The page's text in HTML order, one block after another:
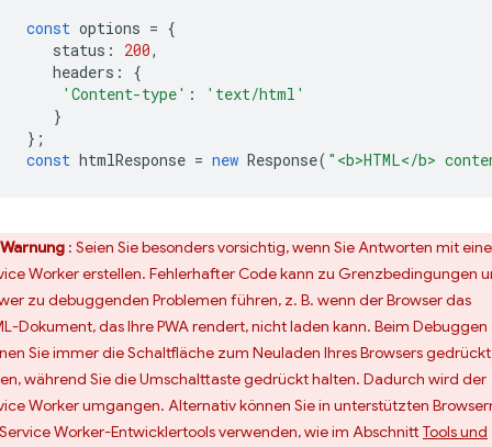
const options = {
status : 200,
headers :
{
'Content-type' :
'text/html'
}
};
const htmlResponse = new Response( "<b>HTML</b>
Warnung : Seien Sie besonders vorsichtig, wenn Sie Antworten mit
Worker erstellen. Fehlerhafter Code kann zu Grenzbedingungen
zu debuggenden Problemen führen, z. B. wenn der Browser das
Dokument, das Ihre PWA rendert, nicht laden kann. Beim Debuggen
Sie immer die Schaltfläche zum Neuladen Ihres Browsers gedrückt
während Sie die Umschalttaste gedrückt halten. Dadurch wird der
Worker umgangen. Alternativ können Sie in unterstützten
Worker-Entwicklertools verwenden, wie im Abschnitt Tools und